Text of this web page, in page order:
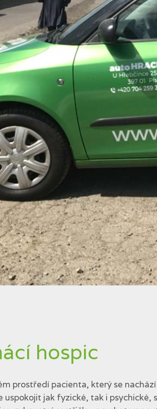
hospic
prostředí pacienta, který se
jak fyzické, tak i psychické,